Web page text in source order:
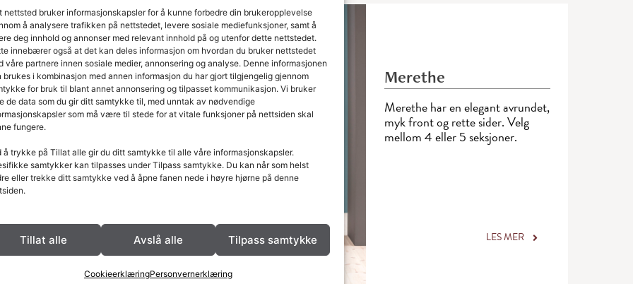
nettsted bruker informasjonskapsler for å kunne forbedre din brukeropplevelse
å analysere trafikken på nettstedet, levere sosiale mediefunksjoner, samt å
deg innhold og annonser med relevant innhold på og utenfor dette nettstedet.
innebærer også at det kan deles informasjon om hvordan du bruker nettstedet
våre partnere innen sosiale medier, annonsering og analyse. Denne informasjonen
brukes i kombinasjon med annen informasjon du har gjort tilgjengelig gjennom
for bruk til blant annet annonsering og tilpasset kommunikasjon. Vi bruker
de data som du gir ditt samtykke til, med unntak av nødvendige
som må være til stede for at vitale funksjoner på nettsiden skal
fungere.
å trykke på Tillat alle gir du ditt samtykke til alle våre informasjonskapsler.
samtykker kan tilpasses under Tilpass samtykke. Du kan når som helst
eller trekke ditt samtykke ved å åpne fanen nede i høyre hjørne på denne
Tillat alle Avslå alle Tilpass samtykke
CookieerklæringPersonvernerklæring
+
modellene egner seg
i større stuer, gjerne
ekstra høyde under
Merethe
Merethe har en elegant avrundet,
myk front og rette sider. Velg
mellom 4 eller 5 seksjoner.
LES MER